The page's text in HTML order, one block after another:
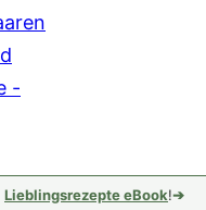
Lieblingsrezepte eBook!➔